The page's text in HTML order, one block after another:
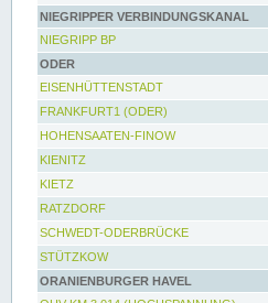
NIEGRIPPER VERBINDUNGSKANAL
NIEGRIPP BP
ODER
EISENHÜTTENSTADT
FRANKFURT1 (ODER)
HOHENSAATEN-FINOW
KIENITZ
KIETZ
RATZDORF
SCHWEDT-ODERBRÜCKE
STÜTZKOW
ORANIENBURGER HAVEL